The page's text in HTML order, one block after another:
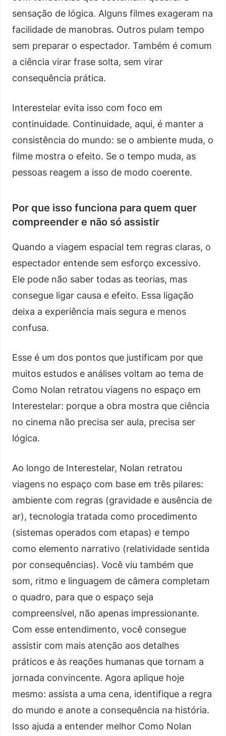
sensação de lógica. Alguns filmes exageram na
facilidade de manobras. Outros pulam tempo
sem preparar o espectador. Também é comum
a ciência virar frase solta, sem virar
consequência prática.
Interestelar evita isso com foco em
continuidade. Continuidade, aqui, é manter a
consistência do mundo: se o ambiente muda, o
filme mostra o efeito. Se o tempo muda, as
pessoas reagem a isso de modo coerente.
Por que isso funciona para quem quer
compreender e não só assistir
Quando a viagem espacial tem regras claras, o
espectador entende sem esforço excessivo.
Ele pode não saber todas as teorias, mas
consegue ligar causa e efeito. Essa ligação
deixa a experiência mais segura e menos
confusa.
Esse é um dos pontos que justificam por que
muitos estudos e análises voltam ao tema de
Como Nolan retratou viagens no espaço em
Interestelar: porque a obra mostra que ciência
no cinema não precisa ser aula, precisa ser
lógica.
Ao longo de Interestelar, Nolan retratou
viagens no espaço com base em três pilares:
ambiente com regras (gravidade e ausência de
ar), tecnologia tratada como procedimento
(sistemas operados com etapas) e tempo
como elemento narrativo (relatividade sentida
por consequências). Você viu também que
som, ritmo e linguagem de câmera completam
o quadro, para que o espaço seja
compreensível, não apenas impressionante.
Com esse entendimento, você consegue
assistir com mais atenção aos detalhes
práticos e às reações humanas que tornam a
jornada convincente. Agora aplique hoje
mesmo: assista a uma cena, identifique a regra
do mundo e anote a consequência na história.
Isso ajuda a entender melhor Como Nolan